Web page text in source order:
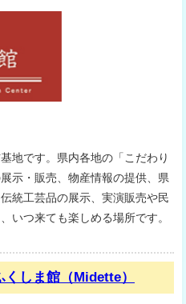
地です。県内各地の「こだわり
示・販売、物産情報の提供、県
統工芸品の展示、実演販売や民
いつ来ても楽しめる場所です。
くしま館（Midette）